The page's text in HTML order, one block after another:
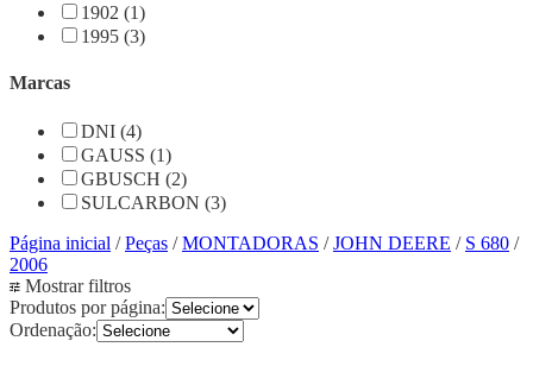
1902 (1)
1995 (3)
Marcas
DNI (4)
GAUSS (1)
GBUSCH (2)
SULCARBON (3)
Página inicial /Peças /MONTADORAS /JOHN DEERE / S 680 /
2006
Mostrar filtros
Produtos por página:
Ordenação: